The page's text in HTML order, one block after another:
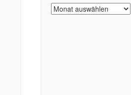
Archiv